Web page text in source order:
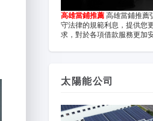
高雄當鋪推薦高雄當鋪推薦
守法律的規範利息，提供您
求，對於各項借款服務更加
太陽能公司